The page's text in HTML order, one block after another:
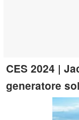
CES 2024 |
generatore